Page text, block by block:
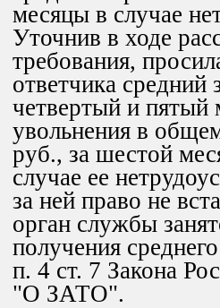
месяцы в случае
Уточнив в ходе
требования,
ответчика средний
четвертый и пятый
увольнения в
руб., за шестой
случае ее
за ней право не
орган службы
получения
п. 4 ст. 7 Закона
"О ЗАТО".